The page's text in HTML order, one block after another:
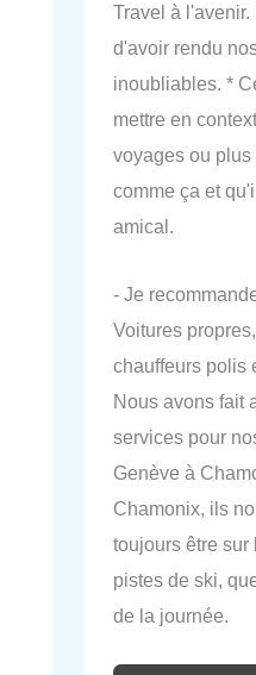
Travel à
d'avoir rendu
inoubliables. *
mettre en
voyages ou
comme ça et
amical.
- Je
Voitures
chauffeurs polis
Nous avons fait
services pour
Genève à
Chamonix, ils
toujours être
pistes de ski,
de la journée.